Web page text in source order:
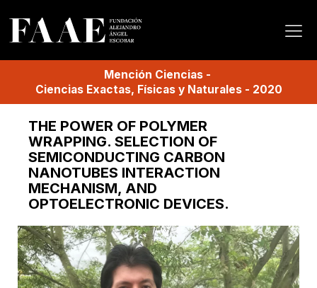
Mención Ciencias-
Ciencias Exactas, Físicas y Naturales- 2020
THE POWER OF POLYMER
WRAPPING. SELECTION OF
SEMICONDUCTING CARBON
NANOTUBES INTERACTION
MECHANISM, AND
OPTOELECTRONIC DEVICES.